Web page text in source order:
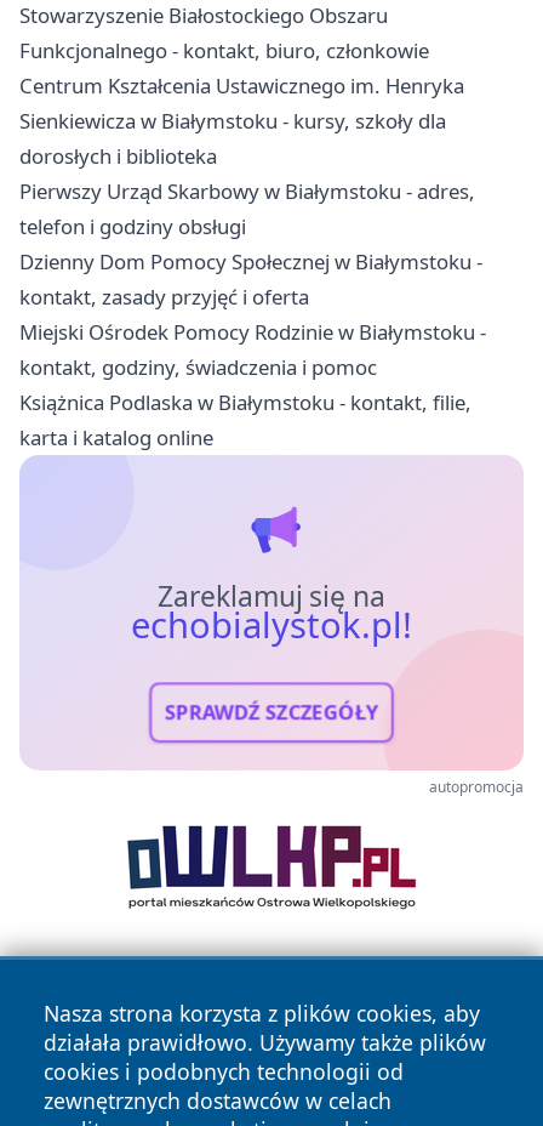
Stowarzyszenie Białostockiego Obszaru
Funkcjonalnego - kontakt, biuro, członkowie
Centrum Kształcenia Ustawicznego im. Henryka
Sienkiewicza w Białymstoku - kursy, szkoły dla
dorosłych i biblioteka
Pierwszy Urząd Skarbowy w Białymstoku - adres,
telefon i godziny obsługi
Dzienny Dom Pomocy Społecznej w Białymstoku -
kontakt, zasady przyjęć i oferta
Miejski Ośrodek Pomocy Rodzinie w Białymstoku -
kontakt, godziny, świadczenia i pomoc
Książnica Podlaska w Białymstoku - kontakt, filie,
karta i katalog online
Zareklamuj się na
echobialystok.pl!
SPRAWDŹ SZCZEGÓŁY
autopromocja
Nasza strona korzysta z plików cookies, aby
działała prawidłowo. Używamy także plików
cookies i podobnych technologii od
zewnętrznych dostawców w celach
Copyright © 2026 echobialystok.pl Wszystkie prawa